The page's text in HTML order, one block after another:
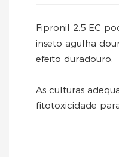
Fipronil 2.5 EC
inseto agulha
efeito duradouro.
As culturas
fitotoxicidade